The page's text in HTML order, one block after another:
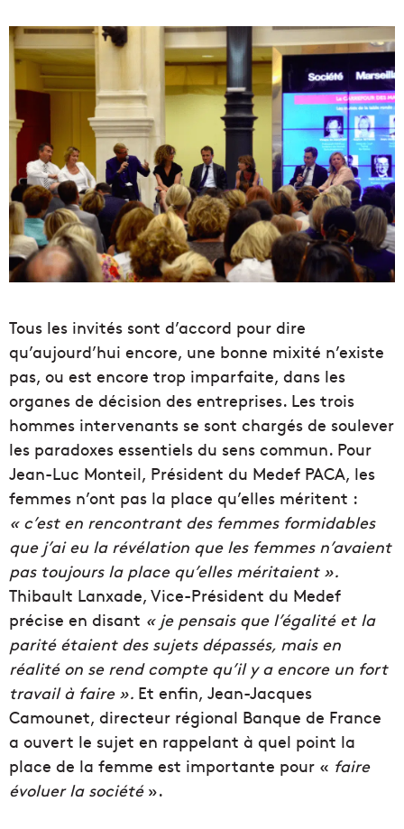
Tous les invités sont d’accord pour dire
qu’aujourd’hui encore, une bonne mixité n’existe
pas, ou est encore trop imparfaite, dans les
organes de décision des entreprises. Les trois
hommes intervenants se sont chargés de soulever
les paradoxes essentiels du sens commun. Pour
Jean-Luc Monteil, Président du Medef PACA, les
femmes n’ont pas la place qu’elles méritent :
« c’est en rencontrant des femmes formidables
que j’ai eu la révélation que les femmes n’avaient
pas toujours la place qu’elles méritaient ».
Thibault Lanxade, Vice-Président du Medef
précise en disant « je pensais que l’égalité et la
parité étaient des sujets dépassés, mais en
réalité on se rend compte qu’il y a encore un fort
travail à faire ». Et enfin, Jean-Jacques
Camounet, directeur régional Banque de France
a ouvert le sujet en rappelant à quel point la
place de la femme est importante pour « faire
évoluer la société».